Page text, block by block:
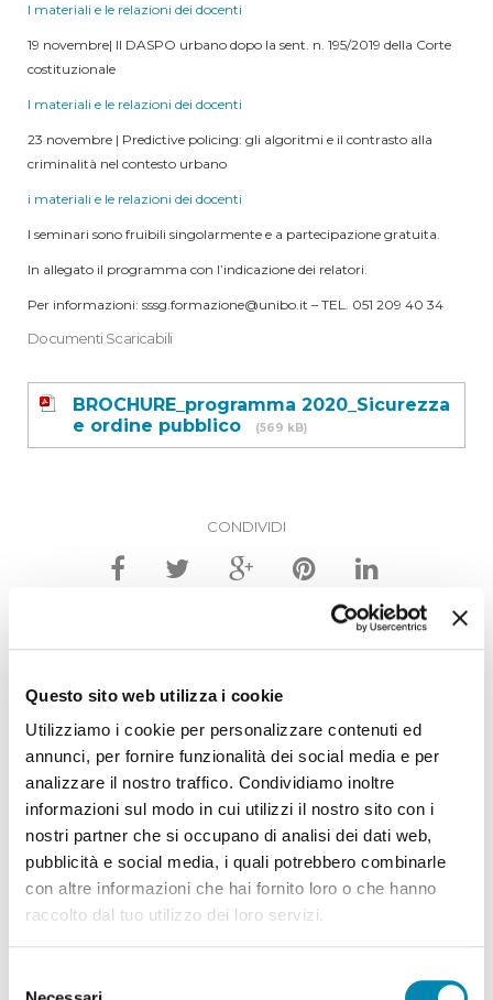
Questo sito web utilizza i cookie
Utilizziamo i cookie per personalizzare contenuti ed
annunci, per fornire funzionalità dei social media e per
analizzare il nostro traffico. Condividiamo inoltre
informazioni sul modo in cui utilizzi il nostro sito con i
nostri partner che si occupano di analisi dei dati web,
pubblicità e social media, i quali potrebbero combinarle
con altre informazioni che hai fornito loro o che hanno
raccolto dal tuo utilizzo dei loro servizi.
I materiali e le relazioni dei docenti
19 novembre| Il DASPO urbano dopo la sent. n. 195/2019 della Corte
costituzionale
I materiali e le relazioni dei docenti
23 novembre | Predictive policing: gli algoritmi e il contrasto alla
criminalità nel contesto urbano
i materiali e le relazioni dei docenti
I seminari sono fruibili singolarmente e a partecipazione gratuita.
In allegato il programma con l’indicazione dei relatori.
Per informazioni: sssg.formazione@unibo.it – TEL. 051 209 40 34
Documenti Scaricabili
BROCHURE_programma 2020_Sicurezza
e ordine pubblico
(569 kB)
CONDIVIDI
per la SICUREZZA URBANA
Il Forum italiano per la sicurezza urbana è
un’associazione attiva dal 1996 che riunisce
oltre 40 Città, Unioni di Comuni e Regioni
italiane, il cui obiettivo è promuovere, anche
nel nostro paese, nuove politiche di sicurezza
urbana.